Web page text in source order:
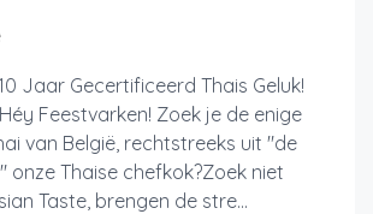
Jaar Gecertificeerd Thais Geluk!
Feestvarken! Zoek je de enige
van België, rechtstreeks uit "de
onze Thaise chefkok?Zoek niet
Taste, brengen de stre...